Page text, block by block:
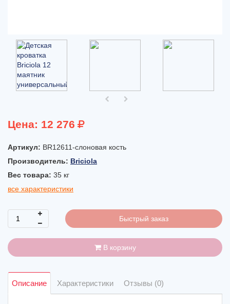
Цена: 12 276
Артикул: BR12611-слоновая кость
Производитель: Briciola
Вес товара: 35 кг
все характеристики
Быстрый заказ
В корзину
Описание Характеристики Отзывы (0)